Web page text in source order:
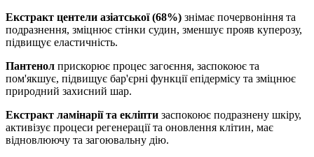
Екстракт центели азіатської (68%) знімає почервоніння та
подразнення, зміцнює стінки судин, зменшує прояв куперозу,
підвищує еластичність.
Пантенол прискорює процес загоєння, заспокоює та
пом'якшує, підвищує бар'єрні функції епідермісу та зміцнює
природний захисний шар.
Екстракт ламінарії та екліпти заспокоює подразнену шкіру,
активізує процеси регенерації та оновлення клітин, має
відновлюючу та загоювальну дію.